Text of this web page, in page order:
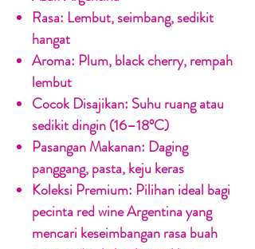
Rasa: Lembut, seimbang, sedikit
hangat
Aroma: Plum, black cherry, rempah
lembut
Cocok Disajikan: Suhu ruang atau
sedikit dingin (16–18°C)
Pasangan Makanan: Daging
panggang, pasta, keju keras
Koleksi Premium: Pilihan ideal bagi
pecinta red wine Argentina yang
mencari keseimbangan rasa buah